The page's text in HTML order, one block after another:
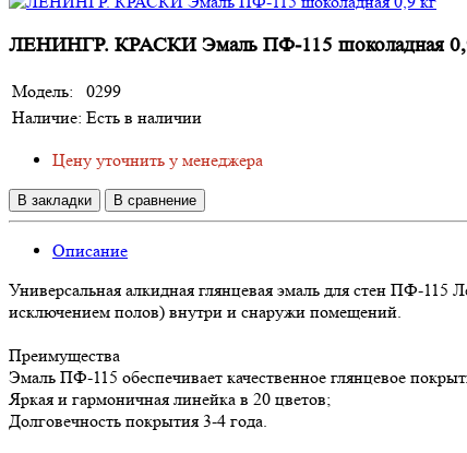
ЛЕНИНГР. КРАСКИ Эмаль ПФ-115 шоколадная
Модель:
0299
Наличие: Есть в наличии
Цену уточнить у менеджера
В закладки В сравнение
Описание
Универсальная алкидная глянцевая эмаль для стен ПФ-
исключением полов) внутри и снаружи помещений.
Преимущества
Эмаль ПФ-115 обеспечивает качественное глянцевое
Яркая и гармоничная линейка в 20 цветов;
Долговечность покрытия 3-4 года.